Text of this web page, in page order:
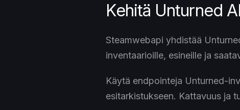
Kehitä Unturned
Steamwebapi yhdistää
inventaarioille, esineille ja
Käytä endpointeja Unturned-
esitarkistukseen. Kattavuus ja